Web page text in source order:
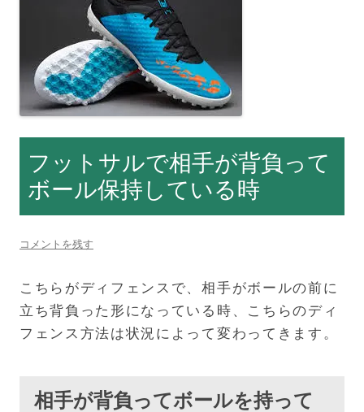
フットサルで相手が背負って
ボール保持している時
コメントを残す
こちらがディフェンスで、相手がボールの前に
立ち背負った形になっている時、こちらのディ
フェンス方法は状況によって変わってきます。
相手が背負ってボールを持って